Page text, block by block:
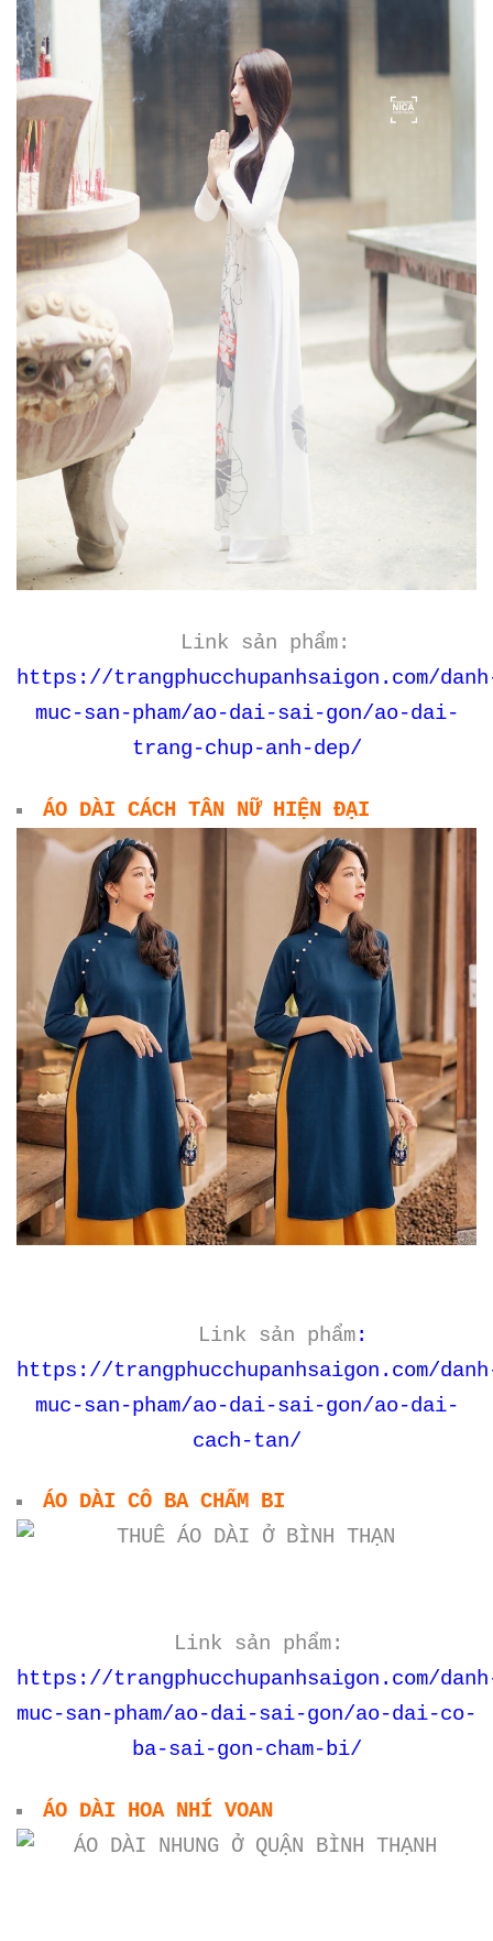
Link sản phẩm:
https://trangphucchupanhsaigon.com/
muc-san-pham/ao-dai-sai-gon/ao-dai-
trang-chup-anh-dep/
ÁO DÀI CÁCH TÂN NỮ HIỆN ĐẠI
Link sản phẩm:
https://trangphucchupanhsaigon.com/
muc-san-pham/ao-dai-sai-gon/ao-dai-
cach-tan/
ÁO DÀI CÔ BA CHẤM BI
Link sản phẩm:
https://trangphucchupanhsaigon.com/
muc-san-pham/ao-dai-sai-gon/ao-dai-co-
ba-sai-gon-cham-bi/
ÁO DÀI HOA NHÍ VOAN